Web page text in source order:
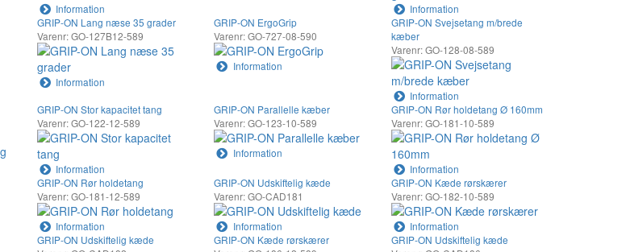
Information
Information
GRIP-ON Lang næse 35 grader
Varenr: GO-127B12-589
Information
GRIP-ON ErgoGrip
Varenr: GO-727-08-590
Information
GRIP-ON Svejsetang m/brede
kæber
Varenr: GO-128-08-589
Information
GRIP-ON Stor kapacitet tang
Varenr: GO-122-12-589
Information
GRIP-ON Parallelle kæber
Varenr: GO-123-10-589
Information
GRIP-ON Rør holdetang Ø 160mm
Varenr: GO-181-10-589
Information
GRIP-ON Rør holdetang
Varenr: GO-181-12-589
Information
GRIP-ON Udskiftelig kæde
Varenr: GO-CAD181
Information
GRIP-ON Kæde rørskærer
Varenr: GO-182-10-589
Information
GRIP-ON Udskiftelig kæde
GRIP-ON Kæde rørskærer
GRIP-ON Udskiftelig kæde